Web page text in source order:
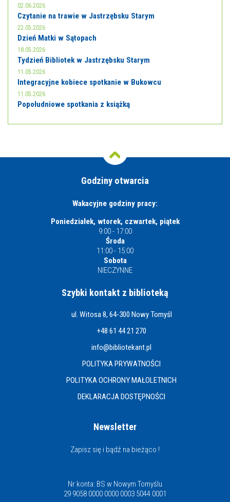
02.06.2026
Czytanie na trawie w Jastrzębsku Starym
22.05.2026
Dzień Matki w Sątopach
18.05.2026
Tydzień Bibliotek w Jastrzębsku Starym
11.05.2026
Integracyjne kobiece spotkanie w Bukowcu
11.05.2026
Popołudniowe spotkania z książką
Godziny otwarcia
Wakacyjne godziny pracy:
Poniedziałek, wtorek, czwartek, piątek
9:00 - 17:00
Środa
11:00 - 15:00
Sobota
NIECZYNNE
Szybki kontakt z biblioteką
ul. Witosa 8, 64-300 Nowy Tomyśl
+48 61 44 21 270
info@bibliotekant.pl
POLITYKA PRYWATNOŚCI
POLITYKA OCHRONY MAŁOLETNICH
DEKLARACJA DOSTĘPNOŚCI
Newsletter
Zapisz się i bądź na bieżąco !
Nr konta: BS w Nowym Tomyślu
29 9058 0000 0000 0003 5044 0001